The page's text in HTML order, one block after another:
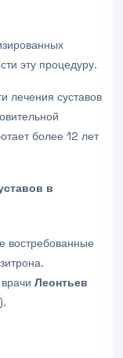
эту процедуру.
лечения суставов
более 12 лет
в
востребованные
врачиЛеонтьев